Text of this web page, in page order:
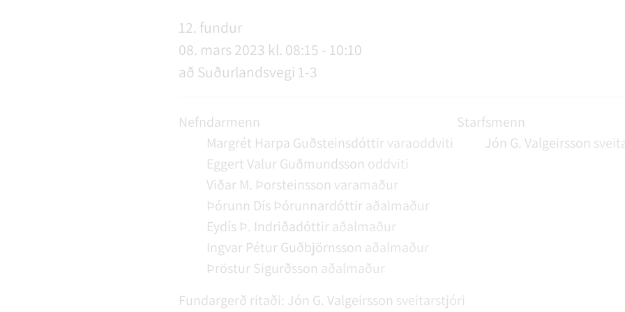
STARFSFÓLK RANGÁRÞINGS YTRA
12. fundur
08. mars 2023 kl. 08:15 - 10:10
að Suðurlandsvegi 1-3
Nefndarmenn
Margrét Harpa Guðsteinsdóttir varaoddviti
Eggert Valur Guðmundsson oddviti
Viðar M. Þorsteinsson varamaður
Þórunn Dís Þórunnardóttir aðalmaður
Eydís Þ. Indriðadóttir aðalmaður
Ingvar Pétur Guðbjörnsson aðalmaður
Þröstur Sigurðsson aðalmaður
Starfsmenn
Jón G. Valgeirsson
Fundargerð ritaði: Jón G. Valgeirsson sveitarstjóri